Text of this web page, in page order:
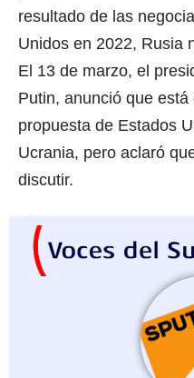
resultado de las
Unidos en 2022, Rusia
El 13 de marzo, el
Putin, anunció que
propuesta de Estados
Ucrania, pero aclaró
discutir.